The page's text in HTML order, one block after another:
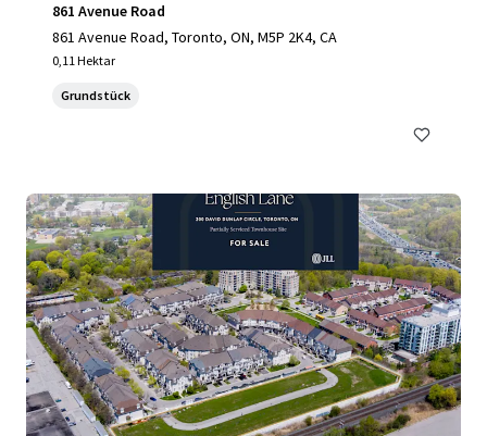
861 Avenue Road
861 Avenue Road, Toronto, ON, M5P 2K4, CA
0,11 Hektar
Grundstück